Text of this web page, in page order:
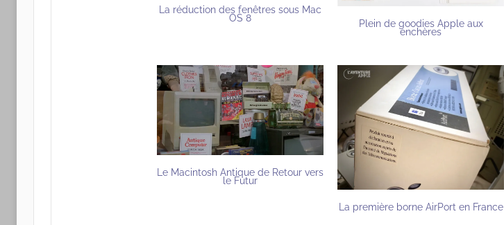
La réduction des fenêtres sous Mac
OS 8 Plein de goodies Apple aux
enchères
Le Macintosh Antique de Retour vers
le Futur
La première borne AirPort en France